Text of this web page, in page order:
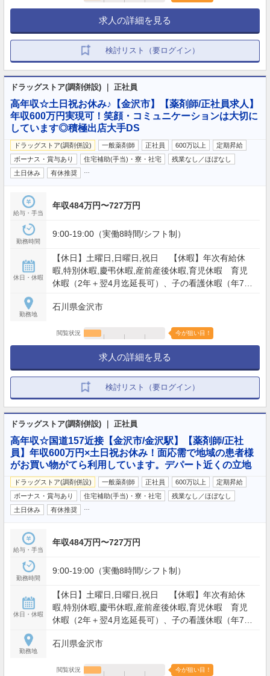
求人の詳細を見る
検討リスト（要ログイン）
ドラッグストア(調剤併設) ｜ 正社員
高年収☆土日祝お休み♪【金沢市】【薬剤師/正社員求人】
年収600万円実現可！笑顔・コミュニケーションは大切に
しています◎積極出店大手DS
ドラッグストア(調剤併設) 一般薬剤師 正社員 600万以上
定期昇給
ボーナス・賞与あり
住宅補助(手当)・寮・社宅
残業なし／ほぼなし
土日休み
有休推奨
給与・手当
年収484万円〜727万円
勤務時間
9:00-19:00（実働8時間/シフト制）
休日・休暇
【休日】土曜日,日曜日,祝日 【休暇】年次有給休
暇,特別休暇,慶弔休暇,産前産後休暇,育児休暇 育児
休暇（2年＋翌4月迄延長可）、子の看護休暇（年7
119日
勤務地
石川県金沢市
閲覧状況 今が狙い目！
求人の詳細を見る
検討リスト（要ログイン）
ドラッグストア(調剤併設) ｜ 正社員
高年収☆国道157近接【金沢市/金沢駅】【薬剤師/正社
員】年収600万円×土日祝お休み！面応需で地域の患者様
がお買い物がてら利用しています。デパート近くの立地
ドラッグストア(調剤併設) 一般薬剤師 正社員 600万以上
定期昇給
ボーナス・賞与あり
住宅補助(手当)・寮・社宅
残業なし／ほぼなし
土日休み
有休推奨
給与・手当
年収484万円〜727万円
勤務時間
9:00-19:00（実働8時間/シフト制）
休日・休暇
【休日】土曜日,日曜日,祝日 【休暇】年次有給休
暇,特別休暇,慶弔休暇,産前産後休暇,育児休暇 育児
休暇（2年＋翌4月迄延長可）、子の看護休暇（年7
119日
勤務地
石川県金沢市
閲覧状況 今が狙い目！